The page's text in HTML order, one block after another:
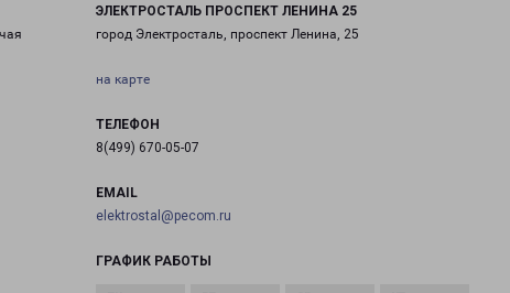
ЭЛЕКТРОСТАЛЬ ПРОСПЕКТ ЛЕНИНА 25
город Электросталь, проспект Ленина, 25
на карте
ТЕЛЕФОН
8(499) 670-05-07
EMAIL
elektrostal@pecom.ru
ГРАФИК РАБОТЫ